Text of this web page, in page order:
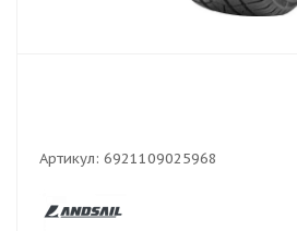
Артикул: 6921109025968